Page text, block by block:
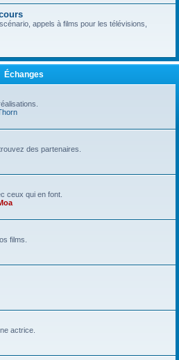
appels à films pour les télévisions,
Échanges
des partenaires.
ceux qui en font.
films.
actrice.